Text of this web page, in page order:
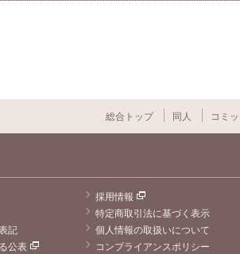
総合トップ 同人 コミ
採用情報
特定商取引法に基づく表示
記
個人情報の取扱いについて
公表
コンプライアンスポリシー